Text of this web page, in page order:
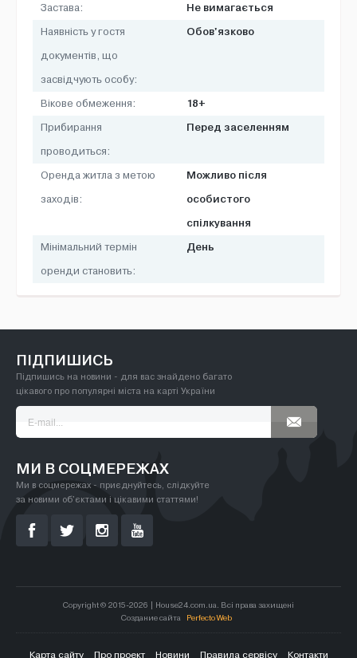
Застава: Не вимагається
Наявність у гостя
документів, що
засвідчують особу:
Обов'язково
Вікове обмеження: 18+
Прибирання
проводиться:
Перед заселенням
Оренда житла з метою
заходів:
Можливо після
особистого
спілкування
Мінімальний термін
оренди становить:
День
ПІДПИШИСЬ
Підпишись на новини - для вас знайдено багато
цікавого про популярні міста на карті України
МИ В СОЦМЕРЕЖАХ
Ми в соцмережах - приєднуйтесь, слідкуйте
за новими об'єктами і цікавими статтями!
Copyright © 2015-2026 | House24.com.ua. Всі права захищені
Создание сайта
Perfecto Web
Карта сайту Про проект Новини Правила сервісу Контакти